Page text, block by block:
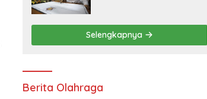
Selengkapnya
Berita Olahraga